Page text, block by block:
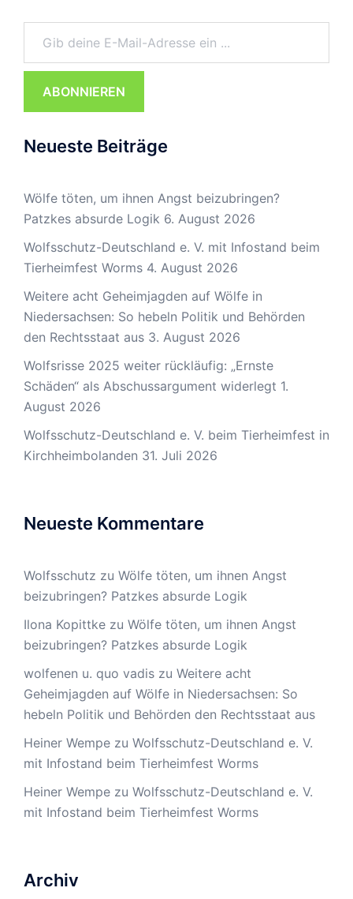
Gib deine E-Mail-Adresse ein ...
ABONNIEREN
Neueste Beiträge
Wölfe töten, um ihnen Angst beizubringen?
Patzkes absurde Logik 6. August 2026
Wolfsschutz-Deutschland e. V. mit Infostand beim
Tierheimfest Worms 4. August 2026
Weitere acht Geheimjagden auf Wölfe in
Niedersachsen: So hebeln Politik und Behörden
den Rechtsstaat aus 3. August 2026
Wolfsrisse 2025 weiter rückläufig: „Ernste
Schäden“ als Abschussargument widerlegt 1.
August 2026
Wolfsschutz-Deutschland e. V. beim Tierheimfest in
Kirchheimbolanden 31. Juli 2026
Neueste Kommentare
Wolfsschutz zu Wölfe töten, um ihnen Angst
beizubringen? Patzkes absurde Logik
Ilona Kopittke zu Wölfe töten, um ihnen Angst
beizubringen? Patzkes absurde Logik
wolfenen u. quo vadis zu Weitere acht
Geheimjagden auf Wölfe in Niedersachsen: So
hebeln Politik und Behörden den Rechtsstaat aus
Heiner Wempe zu Wolfsschutz-Deutschland e. V.
mit Infostand beim Tierheimfest Worms
Heiner Wempe zu Wolfsschutz-Deutschland e. V.
mit Infostand beim Tierheimfest Worms
Archiv